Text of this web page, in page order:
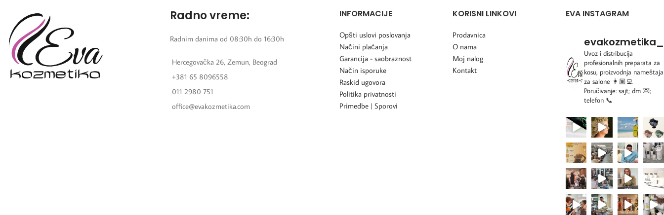
Radno vreme:
Radnim danima od 08:30h do 16:30h
Hercegovačka 26, Zemun, Beograd
+381 65 8096558
011 2980 751
office@evakozmetika.com
INFORMACIJE
Opšti uslovi poslovanja
Načini plaćanja
Garancija - saobraznost
Način isporuke
Raskid ugovora
Politika privatnosti
Primedbe | Sporovi
KORISNI LINKOVI
Prodavnica
O nama
Moj nalog
Kontakt
EVA INSTAGRAM
evakozmetika_
Uvoz i distribucija
profesionalnih preparata za
kosu, proizvodnja nameštaja
za salone 👩🏽‍💻
Poručivanje: sajt; dm 💌;
telefon 📞